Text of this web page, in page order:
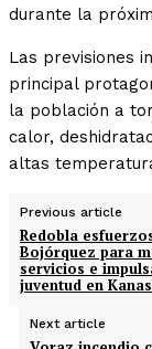
durante la
Las previsiones
principal
la población a
calor,
altas
Previous article
Redobla
Bojórquez para
servicios e
juventud en
Next article